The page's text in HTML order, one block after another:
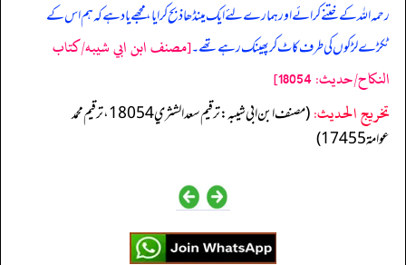
رحمہ اللہ کے ختنے کرائے اور ہمارے لئے ایک مینڈھا ذبح کرایا، مجھے یاد ہے کہ ہم اس کے
ٹکڑے لڑکوں کی طرف کاٹ کر پھینک رہے تھے۔[مصنف ابن ابي شيبه/كتاب
النكاح/حدیث: 18054]
تخریج الحدیث:
(مصنف ابن ابي شيبه: ترقيم سعد الشثري 18054، ترقيم محمد
عوامة 17455)